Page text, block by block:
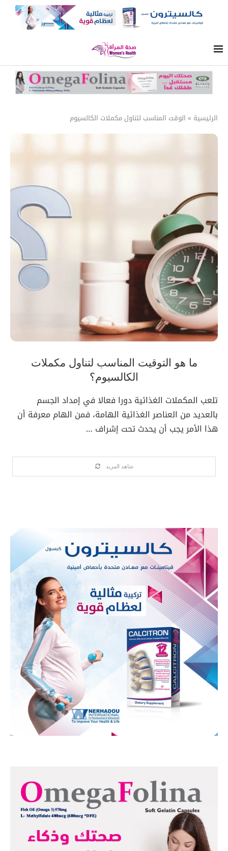
الرئيسية » الوقت المناسب لتناول مكملات الكالسيوم
ما هو التوقيت المناسب لتناول مكملات
الكالسيوم؟
تلعب المكملات الغذائية دورا فعالا في إمداد الجسم
بالعديد من العناصر الغذائية الهامة، فمن الهام معرفة أن
هذا الأمر يجب أن يحدث تحت إشراف …
شاهد المزيد